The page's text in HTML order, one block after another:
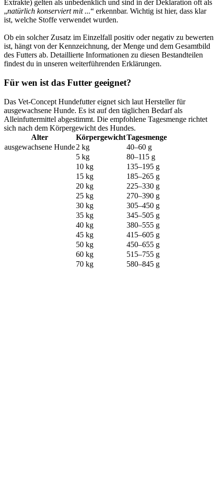
Extrakte) gelten als unbedenklich und sind in der Deklaration oft als
„natürlich konserviert mit ...“ erkennbar. Wichtig ist hier, dass klar
ist, welche Stoffe verwendet wurden.
Ob ein solcher Zusatz im Einzelfall positiv oder negativ zu bewerten
ist, hängt von der Kennzeichnung, der Menge und dem Gesamtbild
des Futters ab. Detaillierte Informationen zu diesen Bestandteilen
findest du in unseren weiterführenden Erklärungen.
Für wen ist das Futter geeignet?
Das Vet-Concept Hundefutter eignet sich laut Hersteller für
ausgewachsene Hunde. Es ist auf den täglichen Bedarf als
Alleinfuttermittel abgestimmt. Die empfohlene Tagesmenge richtet
sich nach dem Körpergewicht des Hundes.
Alter
KörpergewichtTagesmenge
ausgewachsene Hunde2 kg
40–60 g
5 kg
80–115 g
10 kg
135–195 g
15 kg
185–265 g
20 kg
225–330 g
25 kg
270–390 g
30 kg
305–450 g
35 kg
345–505 g
40 kg
380–555 g
45 kg
415–605 g
50 kg
450–655 g
60 kg
515–755 g
70 kg
580–845 g